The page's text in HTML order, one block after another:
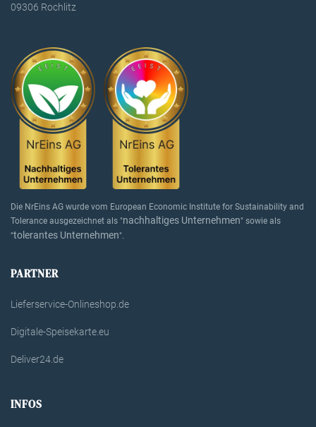
09306 Rochlitz
Die NrEins AG wurde vom European Economic Institute for Sustainability and
Tolerance ausgezeichnet als "nachhaltiges Unternehmen" sowie als
"tolerantes Unternehmen".
PARTNER
Lieferservice-Onlineshop.de
Digitale-Speisekarte.eu
Deliver24.de
INFOS